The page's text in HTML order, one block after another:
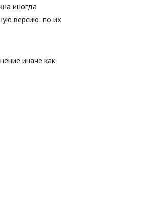
иногда
версию: по их
иначе как